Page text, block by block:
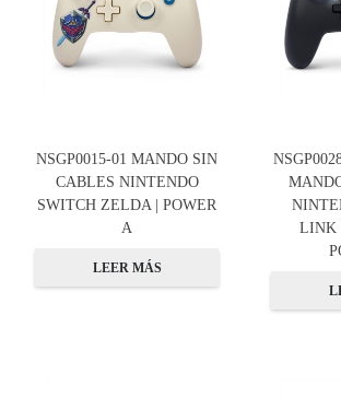
NSGP0015-01 MANDO SIN
CABLES NINTENDO
SWITCH ZELDA | POWER
A
LEER MÁS
LINK